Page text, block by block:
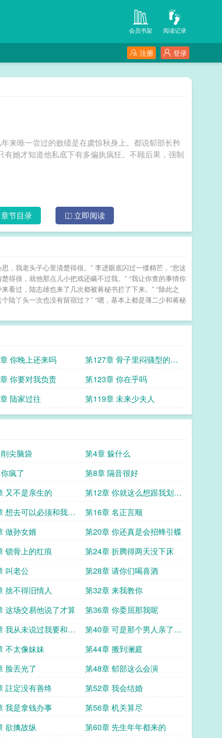
阅读记录
会员书架
登录
注册
来唯一尝过的败绩是在虞惊秋身上。都说郁部长矜
她才知道他私底下有多偏执疯狂。不顾后果，强制
章节目录 立即阅读
，我老头子心里清楚得很。” 李进眼底闪过一缕精芒，“您这
得很，就他那点儿小把戏还瞒不过我。” “我让你查的事情你
看过，陆志雄也来了几次都被蒋秘书拦了下来。” “除此之
陆丫头一次也没有留宿过？” “嗯，基本上都是薄二少和蒋秘
你晚上还来吗
第127章 骨子里闷骚型的男
人
你要对我负责
第123章 你在乎吗
陆家过往 第119章 未来少夫人
尖脑袋
第4章 躲什么
疯了
第8章 隔音很好
又不是亲生的
第12章 你就这么想跟我划清
界限
想去可以必须和我住
第16章 名正言顺
做孙女婿
第20章 你还真是会招蜂引蝶
锁骨上的红痕
第24章 折腾得两天没下床
叫老公
第28章 请你们喝喜酒
捨不得旧情人
第32章 来我教你
这场交易他说了才算
第36章 你委屈那我呢
我从未说过我要和別
第40章 可是那个男人亲了她
一口唉
不太像妹妹
第44章 搬到澜庭
脸丟光了
第48章 郁部这么会演
註定没有善终
第52章 我会结婚
我是拿钱办事
第56章 机关算尽
欲擒故纵
第60章 先生年年都来的